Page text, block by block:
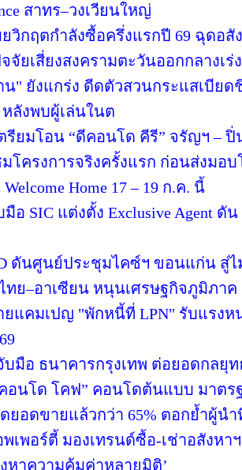
สาทร–วงเวียนใหญ่
ยวิกฤตกำลังซื้อครึ่งแรกปี 69 ฉุดอ
จัยเสี่ยงสงครามตะวันออกกลางเ
น" ยังแกร่ง ดีดตัวสวนกระแสเบีย
ลังพบผู้เล่นในต
รียมโอน “ดีคอนโด คีรี” จรัญฯ – ปิ่
โครงการจริงครั้งแรก ก่อนส่งม
Home 17 – 19 ก.ค. นี้
มือ SIC แต่งตั้ง Exclusive Agent ดั
ดันศูนย์ประชุมไคซ์ฯ ขอนแก่น สู่
ทย–อาเซียน หนุนเศรษฐกิจภูมิภาค
ยแคมเปญ "พักหนี้ที่ LPN" รับแรง
บมือ ธนาคารกรุงเทพ ต่อยอดกลยุ
อนโด โคฟ” คอนโดต้นแบบ มาต
ยอดขายแล้วกว่า 65% ตอกย้ำผู้น
เพอร์ตี้ มองเทรนด์ซื้อ-เช่าอสังหา
หาความคุ้มค่าหลายมิติ’